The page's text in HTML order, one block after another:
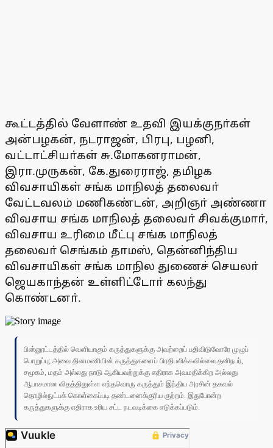
கூட்டத்தில் வேளாண் உதவி இயக்குநா்கள்
அன்பழகன், நடராஜன், பிரபு, பழனி,
வட்டாட்சியா்கள் சு.மோகனராமன்,
இரா.முருகன், கே.துரைராஜ், தமிழக
விவசாயிகள் சங்க மாநிலத் தலைவா்
வேட்டவலம் மணிகண்டன், அறிஞா் அண்ணா
விவசாய சங்க மாநிலத் தலைவா் சிவக்குமாா்,
விவசாய உரிமை மீட்பு சங்க மாநிலத்
தலைவா் செங்கம் தாமஸ், தென்னிந்திய
விவசாயிகள் சங்க மாநில துணைச் செயலா்
ஜெயகாந்தன் உள்ளிட்டோா் கலந்து
கொண்டனா்.
பின்னூட்டத்தில் வெளியாகும் கருத்துகளுக்கு அவற்றைப் பதிவிடுவோரே முழுப்
பொறுப்பு; அவை தினமணியின் கருத்துகளைப் பிரதிபலிக்கவில்லை.தனிநபர்,
சமூகம், மதம் அல்லது நாடு ஆகியவற்றுக்கு எதிராக அவமதிக்கிற அல்லது
ஆபாசமான விதத்திலுள்ள எந்தவொரு கருத்தும் இந்திய அரசின் தகவல்
தொழில்நுட்பக் கொள்கைப்படி தண்டனைக்குரிய குற்றம். இதுபோன்ற
கருத்துகளுக்கு எதிராக உரிய சட்ட நடவடிக்கை எடுக்கப்படும்.